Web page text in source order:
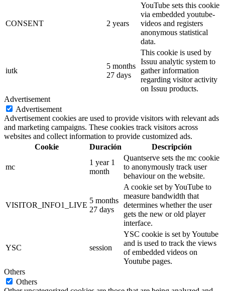
CONSENT 2 years
YouTube sets this cookie
via embedded youtube-
videos and registers
anonymous statistical
data.
iutk
5 months
27 days
This cookie is used by
Issuu analytic system to
gather information
regarding visitor activity
on Issuu products.
Advertisement
Advertisement
Advertisement cookies are used to provide visitors with relevant ads
and marketing campaigns. These cookies track visitors across
websites and collect information to provide customized ads.
Cookie
Duración Descripción
mc
1 year 1
month
Quantserve sets the mc cookie
to anonymously track user
behaviour on the website.
VISITOR_INFO1_LIVE
5 months
27 days
A cookie set by YouTube to
measure bandwidth that
determines whether the user
gets the new or old player
interface.
YSC session
YSC cookie is set by Youtube
and is used to track the views
of embedded videos on
Youtube pages.
Others
Others